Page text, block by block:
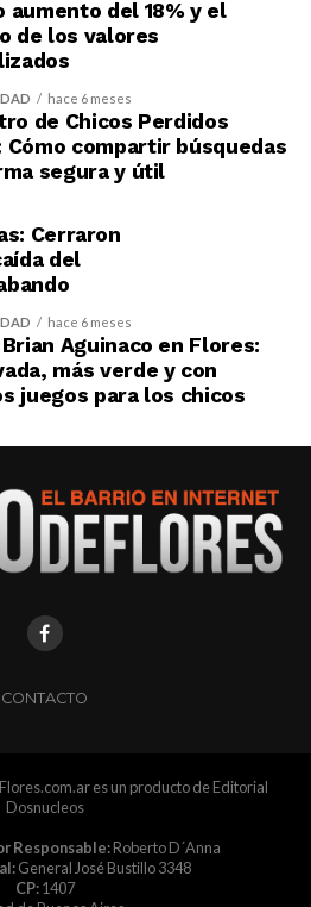
aumento del 18% y el
de los valores
hace 6 meses
de Chicos Perdidos
Cómo compartir búsquedas
segura y útil
Cerraron
del
hace 6 meses
Aguinaco en Flores:
más verde y con
juegos para los chicos
CONTACTO
es un producto de Editorial
Dosnucleos
Responsable:Roberto D´Anna
General José Bustillo 3348
CP:1407